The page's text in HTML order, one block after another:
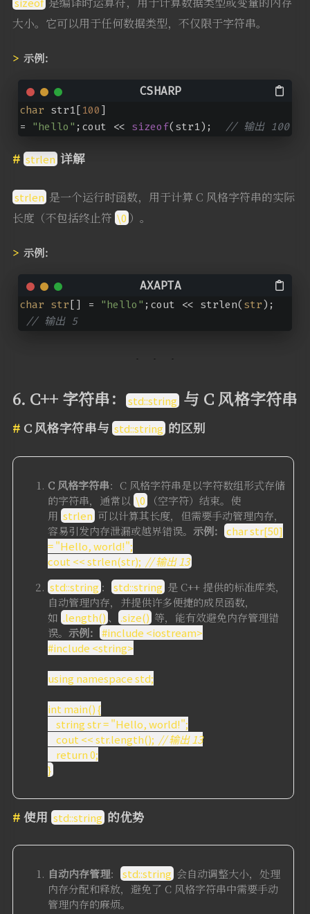
大小。它可以用于任何数据类型，不仅限于字符串。
示例：
char str1[ 100 ]
= "hello" ;cout << sizeof(str1); // 输出 100
strlen详解
strlen是一个运行时函数，用于计算 C 风格字符串的实际
长度（不包括终止符 \0）。
示例：
char str[] = "hello" ;cout << strlen( str);
// 输出 5
6. C++ 字符串： std::string与 C 风格字符串
C 风格字符串与 std::string的区别
C 风格字符串：C 风格字符串是以字符数组形式存储
的字符串，通常以 \0（空字符）结束。使
用 strlen可以计算其长度，但需要手动管理内存，
容易引发内存泄漏或越界错误。 示例：
char str[50]
= "Hello, world!";
cout << strlen(str); // 输出 13
std::string： std::string是 C++ 提供的标准库类，
自动管理内存，并提供许多便捷的成员函数，
如 .length()、 .size()等，能有效避免内存管理错
误。 示例：
#include <iostream>
#include <string>
using namespace std;
int main() {
string str = "Hello, world!";
cout << str.length(); // 输出 13
return 0;
}
使用 std::string的优势
自动内存管理： std::string会自动调整大小，处理
内存分配和释放，避免了 C 风格字符串中需要手动
管理内存的麻烦。